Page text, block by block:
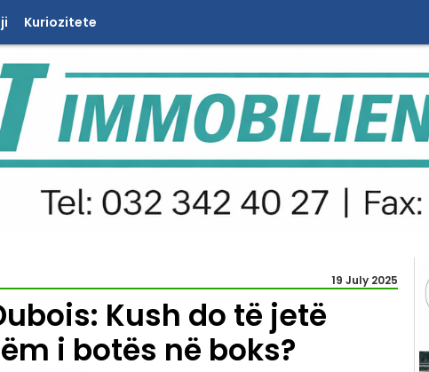
Kuriozitete
19 July 2025
Kush do të jetë
i botës në boks?